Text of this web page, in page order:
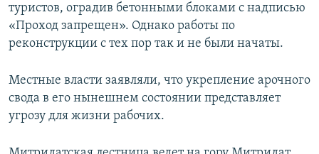
туристов, оградив бетонными блоками с надписью
«Проход запрещен». Однако работы по
реконструкции с тех пор так и не были начаты.
Местные власти заявляли, что укрепление арочного
свода в его нынешнем состоянии представляет
угрозу для жизни рабочих.